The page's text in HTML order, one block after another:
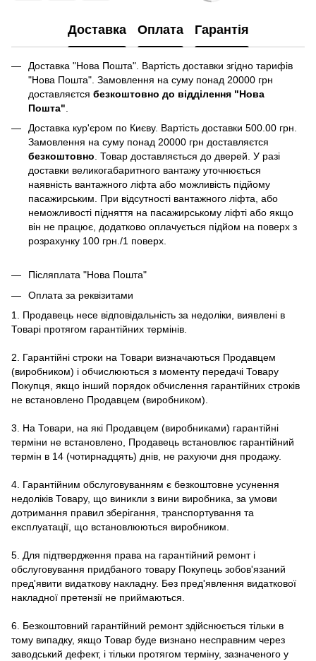
Доставка Оплата Гарантія
Доставка "Нова Пошта". Вартість доставки згідно тарифів
"Нова Пошта". Замовлення на суму понад 20000 грн
доставляєтся безкоштовно до відділення "Нова
Пошта"
Доставка кур'єром по Києву. Вартість доставки 500.00 грн.
Замовлення на суму понад 20000 грн доставляєтся
безкоштовно . Товар доставляється до дверей. У разі
доставки великогабаритного вантажу уточнюється
наявність вантажного ліфта або можливість підйому
пасажирським. При відсутності вантажного ліфта, або
неможливості підняття на пасажирському ліфті або якщо
він не працює, додатково оплачується підйом на поверх з
розрахунку 100 грн./1 поверх.
Післяплата "Нова Пошта"
Оплата за реквізитами
1. Продавець несе відповідальність за недоліки, виявлені в
Товарі протягом гарантійних термінів.
2. Гарантійні строки на Товари визначаються Продавцем
(виробником) і обчислюються з моменту передачі Товару
Покупця, якщо інший порядок обчислення гарантійних строків
не встановлено Продавцем (виробником).
3. На Товари, на які Продавцем (виробниками) гарантійні
терміни не встановлено, Продавець встановлює гарантійний
термін в 14 (чотирнадцять) днів, не рахуючи дня продажу.
4. Гарантійним обслуговуванням є безкоштовне усунення
недоліків Товару, що виникли з вини виробника, за умови
дотримання правил зберігання, транспортування та
експлуатації, що встановлюються виробником.
5. Для підтвердження права на гарантійний ремонт і
обслуговування придбаного товару Покупець зобов'язаний
пред'явити видаткову накладну. Без пред'явлення видаткової
накладної претензії не приймаються.
6. Безкоштовний гарантійний ремонт здійснюється тільки в
тому випадку, якщо Товар буде визнано несправним через
заводський дефект, і тільки протягом терміну, зазначеного у